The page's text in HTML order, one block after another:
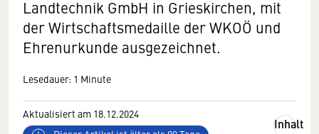
Landtechnik GmbH in Grieskirchen, mit
der Wirtschaftsmedaille der WKOÖ und
Ehrenurkunde ausgezeichnet.
Lesedauer: 1 Minute
Aktualisiert am 18.12.2024
Inhalt